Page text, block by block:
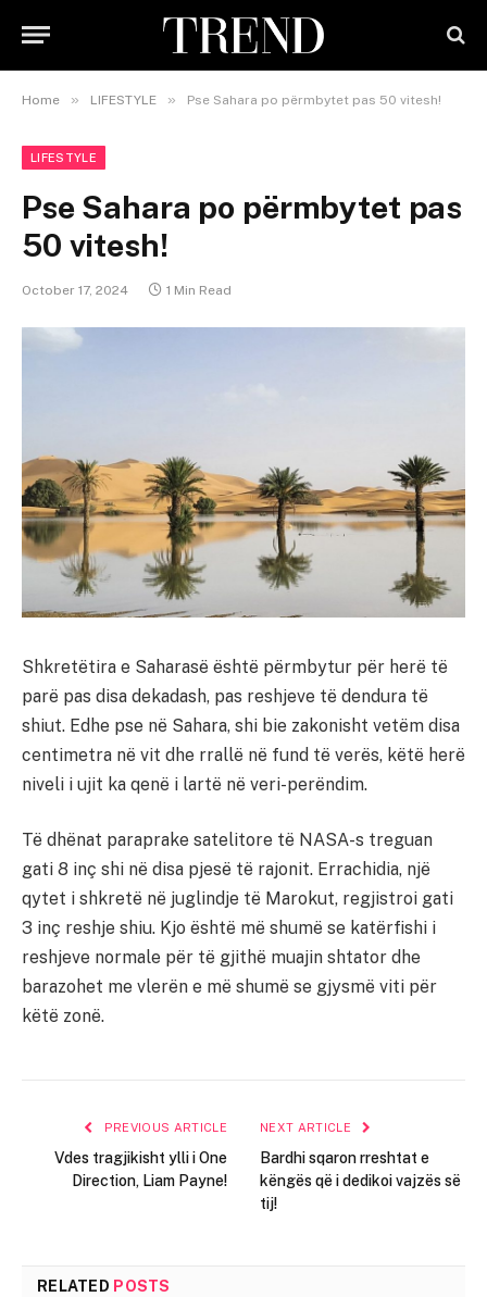
Home » LIFESTYLE » Pse Sahara po përmbytet pas 50 vitesh!
LIFESTYLE
Pse Sahara po përmbytet pas
50 vitesh!
October 17, 2024 1 Min Read
Shkretëtira e Saharasë është përmbytur për herë të
parë pas disa dekadash, pas reshjeve të dendura të
shiut. Edhe pse në Sahara, shi bie zakonisht vetëm disa
centimetra në vit dhe rrallë në fund të verës, këtë herë
niveli i ujit ka qenë i lartë në veri-perëndim.
Të dhënat paraprake satelitore të NASA-s treguan
gati 8 inç shi në disa pjesë të rajonit. Errachidia, një
qytet i shkretë në juglindje të Marokut, regjistroi gati
3 inç reshje shiu. Kjo është më shumë se katërfishi i
reshjeve normale për të gjithë muajin shtator dhe
barazohet me vlerën e më shumë se gjysmë viti për
këtë zonë.
PREVIOUS ARTICLE
Vdes tragjikisht ylli i One
Direction, Liam Payne!
NEXT ARTICLE
Bardhi sqaron rreshtat e
këngës që i dedikoi vajzës së
tij!
RELATED POSTS